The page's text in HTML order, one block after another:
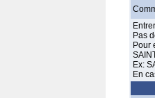
Pas
Pour
Ex:
En